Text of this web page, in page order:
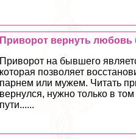
Приворот вернуть
Приворот на бывшего
которая позволяет
парнем или мужем. Читать
вернулся, нужно только в том
пути......